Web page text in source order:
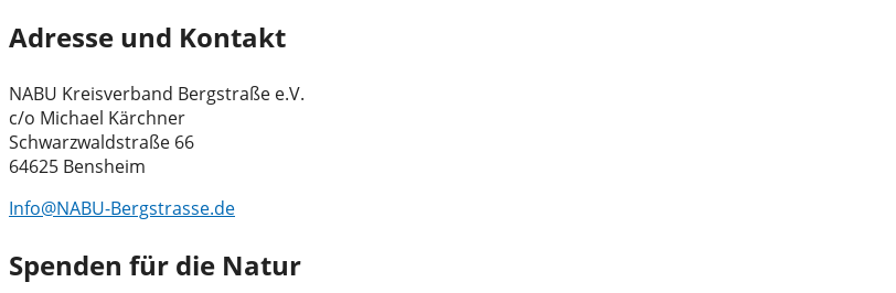
Adresse und Kontakt
NABU Kreisverband Bergstraße e.V.
c/o Michael Kärchner
Schwarzwaldstraße 66
64625 Bensheim
Info@NABU-Bergstrasse.de
Spenden für die Natur